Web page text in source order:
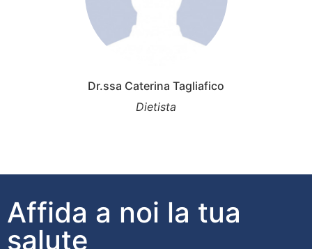
Dr.ssa Caterina Tagliafico
Dietista
Affida a noi la tua
salute